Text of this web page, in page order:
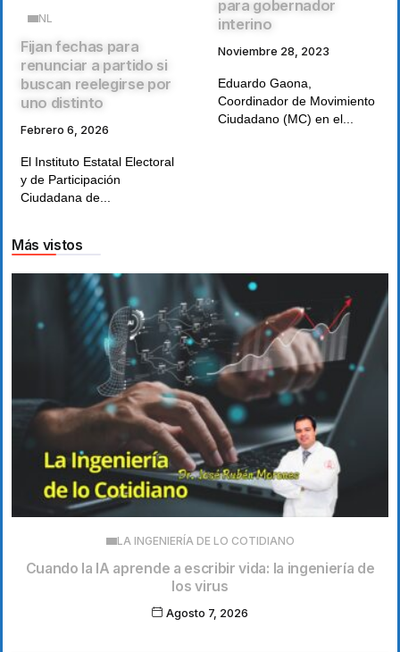
NL
Fijan fechas para
renunciar a partido si
buscan reelegirse por
uno distinto
Febrero 6, 2026
El Instituto Estatal Electoral
y de Participación
Ciudadana de...
para gobernador
interino
Noviembre 28, 2023
Eduardo Gaona,
Coordinador de Movimiento
Ciudadano (MC) en el...
Más vistos
LA INGENIERÍA DE LO COTIDIANO
Cuando la IA aprende a escribir vida: la ingeniería de
los virus
Agosto 7, 2026